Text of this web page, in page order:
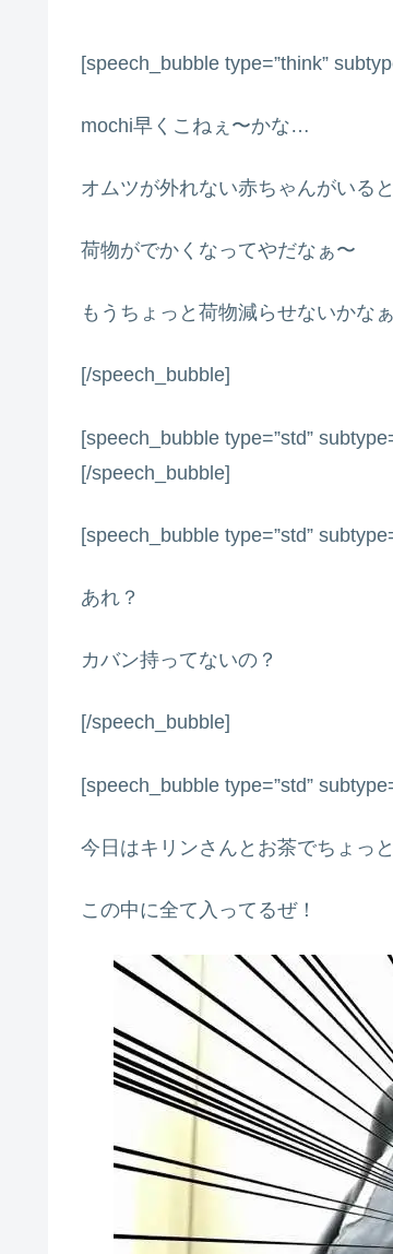
[speech_bubble type=”think”
mochi早くこねぇ〜かな…
オムツが外れない赤ちゃんがいると
荷物がでかくなってやだなぁ〜
もうちょっと荷物減らせないかな
[/speech_bubble]
[speech_bubble type=”std”
[/speech_bubble]
[speech_bubble type=”std”
あれ？
カバン持ってないの？
[/speech_bubble]
[speech_bubble type=”std”
今日はキリンさんとお茶でちょっ
この中に全て入ってるぜ！